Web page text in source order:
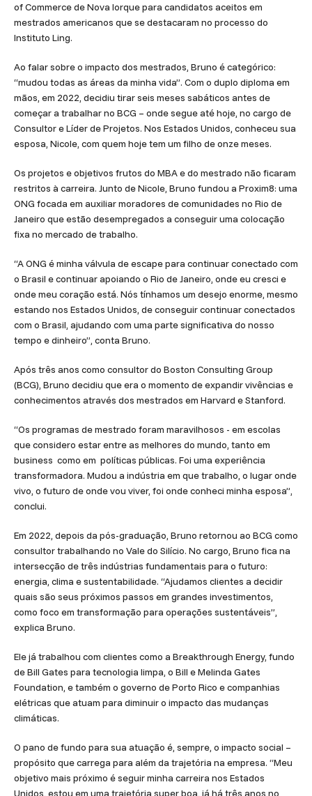
of Commerce de Nova Iorque para candidatos aceitos em
mestrados americanos que se destacaram no processo do
Instituto Ling.
Ao falar sobre o impacto dos mestrados, Bruno é categórico:
“mudou todas as áreas da minha vida”. Com o duplo diploma em
mãos, em 2022, decidiu tirar seis meses sabáticos antes de
começar a trabalhar no BCG – onde segue até hoje, no cargo de
Consultor e Líder de Projetos. Nos Estados Unidos, conheceu sua
esposa, Nicole, com quem hoje tem um filho de onze meses.
Os projetos e objetivos frutos do MBA e do mestrado não ficaram
restritos à carreira. Junto de Nicole, Bruno fundou a Proxim8: uma
ONG focada em auxiliar moradores de comunidades no Rio de
Janeiro que estão desempregados a conseguir uma colocação
fixa no mercado de trabalho.
“A ONG é minha válvula de escape para continuar conectado com
o Brasil e continuar apoiando o Rio de Janeiro, onde eu cresci e
onde meu coração está. Nós tínhamos um desejo enorme, mesmo
estando nos Estados Unidos, de conseguir continuar conectados
com o Brasil, ajudando com uma parte significativa do nosso
tempo e dinheiro”, conta Bruno.
Após três anos como consultor do Boston Consulting Group
(BCG), Bruno decidiu que era o momento de expandir vivências e
conhecimentos através dos mestrados em Harvard e Stanford.
“Os programas de mestrado foram maravilhosos - em escolas
que considero estar entre as melhores do mundo, tanto em
business como em políticas públicas. Foi uma experiência
transformadora. Mudou a indústria em que trabalho, o lugar onde
vivo, o futuro de onde vou viver, foi onde conheci minha esposa”,
conclui.
Em 2022, depois da pós-graduação, Bruno retornou ao BCG como
consultor trabalhando no Vale do Silício. No cargo, Bruno fica na
intersecção de três indústrias fundamentais para o futuro:
energia, clima e sustentabilidade. “Ajudamos clientes a decidir
quais são seus próximos passos em grandes investimentos,
como foco em transformação para operações sustentáveis”,
explica Bruno.
Ele já trabalhou com clientes como a Breakthrough Energy, fundo
de Bill Gates para tecnologia limpa, o Bill e Melinda Gates
Foundation, e também o governo de Porto Rico e companhias
elétricas que atuam para diminuir o impacto das mudanças
climáticas.
O pano de fundo para sua atuação é, sempre, o impacto social –
propósito que carrega para além da trajetória na empresa. “Meu
objetivo mais próximo é seguir minha carreira nos Estados
Unidos, estou em uma trajetória super boa, já há três anos no